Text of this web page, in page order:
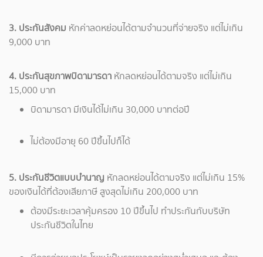
3. ประกันสังคม หักค่าลดหย่อนได้ตามจำนวนที่จ่ายจริง แต่ไม่เกิน
9,000 บาท
4. ประกันสุขภาพบิดามารดา หักลดหย่อนได้ตามจริง แต่ไม่เกิน
15,000 บาท
บิดามารดา มีเงินได้ไม่เกิน 30,000 บาทต่อปี
ไม่ต้องมีอายุ 60 ปีขึ้นไปก็ได้
5. ประกันชีวิตแบบบำนาญ หักลดหย่อนได้ตามจริง แต่ไม่เกิน 15%
ของเงินได้ที่ต้องเสียภาษี สูงสุดไม่เกิน 200,000 บาท
ต้องมีระยะเวลาคุ้มครอง 10 ปีขึ้นไป ทำประกันกับบริษัท
ประกันชีวิตในไทย